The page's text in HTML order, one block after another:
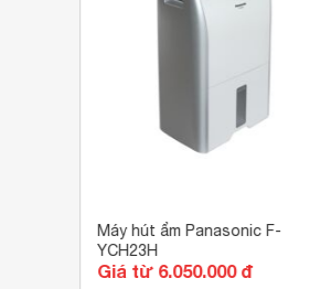
Máy hút ẩm Panasonic F-
YCH23H
Giá từ 6.050.000 đ